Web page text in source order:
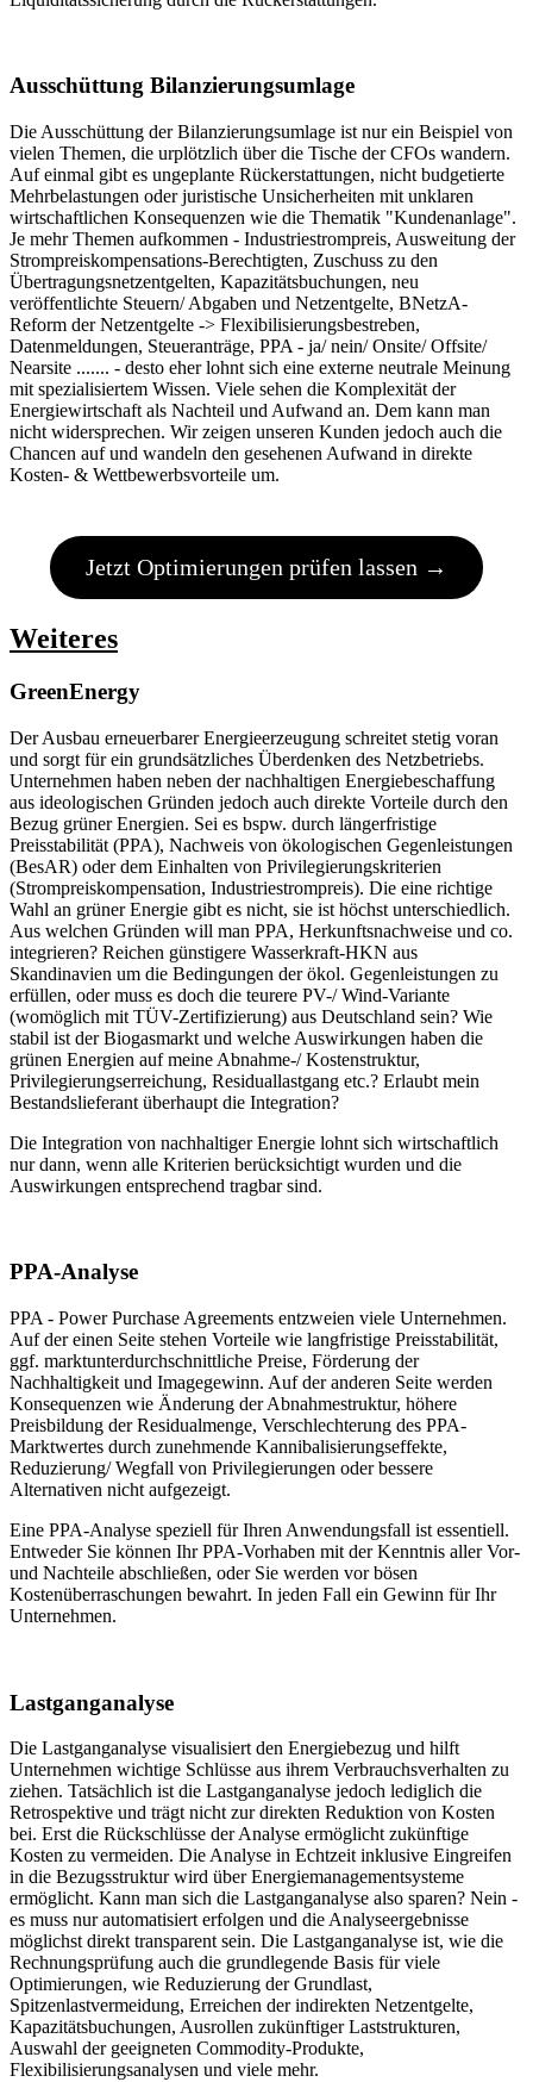
Ausschüttung Bilanzierungsumlage
Die Ausschüttung der Bilanzierungsumlage ist nur ein Beispiel von
vielen Themen, die urplötzlich über die Tische der CFOs wandern.
Auf einmal gibt es ungeplante Rückerstattungen, nicht budgetierte
Mehrbelastungen oder juristische Unsicherheiten mit unklaren
wirtschaftlichen Konsequenzen wie die Thematik "Kundenanlage".
Je mehr Themen aufkommen - Industriestrompreis, Ausweitung der
Strompreiskompensations-Berechtigten, Zuschuss zu den
Übertragungsnetzentgelten, Kapazitätsbuchungen, neu
veröffentlichte Steuern/ Abgaben und Netzentgelte, BNetzA-
Reform der Netzentgelte -> Flexibilisierungsbestreben,
Datenmeldungen, Steueranträge, PPA - ja/ nein/ Onsite/ Offsite/
Nearsite ....... - desto eher lohnt sich eine externe neutrale Meinung
mit spezialisiertem Wissen. Viele sehen die Komplexität der
Energiewirtschaft als Nachteil und Aufwand an. Dem kann man
nicht widersprechen. Wir zeigen unseren Kunden jedoch auch die
Chancen auf und wandeln den gesehenen Aufwand in direkte
Kosten- & Wettbewerbsvorteile um.
Jetzt Optimierungen prüfen lassen →
Weiteres
GreenEnergy
Der Ausbau erneuerbarer Energieerzeugung schreitet stetig voran
und sorgt für ein grundsätzliches Überdenken des Netzbetriebs.
Unternehmen haben neben der nachhaltigen Energiebeschaffung
aus ideologischen Gründen jedoch auch direkte Vorteile durch den
Bezug grüner Energien. Sei es bspw. durch längerfristige
Preisstabilität (PPA), Nachweis von ökologischen Gegenleistungen
(BesAR) oder dem Einhalten von Privilegierungskriterien
(Strompreiskompensation, Industriestrompreis). Die eine richtige
Wahl an grüner Energie gibt es nicht, sie ist höchst unterschiedlich.
Aus welchen Gründen will man PPA, Herkunftsnachweise und co.
integrieren? Reichen günstigere Wasserkraft-HKN aus
Skandinavien um die Bedingungen der ökol. Gegenleistungen zu
erfüllen, oder muss es doch die teurere PV-/ Wind-Variante
(womöglich mit TÜV-Zertifizierung) aus Deutschland sein? Wie
stabil ist der Biogasmarkt und welche Auswirkungen haben die
grünen Energien auf meine Abnahme-/ Kostenstruktur,
Privilegierungserreichung, Residuallastgang etc.? Erlaubt mein
Bestandslieferant überhaupt die Integration?
Die Integration von nachhaltiger Energie lohnt sich wirtschaftlich
nur dann, wenn alle Kriterien berücksichtigt wurden und die
Auswirkungen entsprechend tragbar sind.
PPA-Analyse
PPA - Power Purchase Agreements entzweien viele Unternehmen.
Auf der einen Seite stehen Vorteile wie langfristige Preisstabilität,
ggf. marktunterdurchschnittliche Preise, Förderung der
Nachhaltigkeit und Imagegewinn. Auf der anderen Seite werden
Konsequenzen wie Änderung der Abnahmestruktur, höhere
Preisbildung der Residualmenge, Verschlechterung des PPA-
Marktwertes durch zunehmende Kannibalisierungseffekte,
Reduzierung/ Wegfall von Privilegierungen oder bessere
Alternativen nicht aufgezeigt.
Eine PPA-Analyse speziell für Ihren Anwendungsfall ist essentiell.
Entweder Sie können Ihr PPA-Vorhaben mit der Kenntnis aller Vor-
und Nachteile abschließen, oder Sie werden vor bösen
Kostenüberraschungen bewahrt. In jeden Fall ein Gewinn für Ihr
Unternehmen.
Lastganganalyse
Die Lastganganalyse visualisiert den Energiebezug und hilft
Unternehmen wichtige Schlüsse aus ihrem Verbrauchsverhalten zu
ziehen. Tatsächlich ist die Lastganganalyse jedoch lediglich die
Retrospektive und trägt nicht zur direkten Reduktion von Kosten
bei. Erst die Rückschlüsse der Analyse ermöglicht zukünftige
Kosten zu vermeiden. Die Analyse in Echtzeit inklusive Eingreifen
in die Bezugsstruktur wird über Energiemanagementsysteme
ermöglicht. Kann man sich die Lastganganalyse also sparen? Nein -
es muss nur automatisiert erfolgen und die Analyseergebnisse
möglichst direkt transparent sein. Die Lastganganalyse ist, wie die
Rechnungsprüfung auch die grundlegende Basis für viele
Optimierungen, wie Reduzierung der Grundlast,
Spitzenlastvermeidung, Erreichen der indirekten Netzentgelte,
Kapazitätsbuchungen, Ausrollen zukünftiger Laststrukturen,
Auswahl der geeigneten Commodity-Produkte,
Flexibilisierungsanalysen und viele mehr.